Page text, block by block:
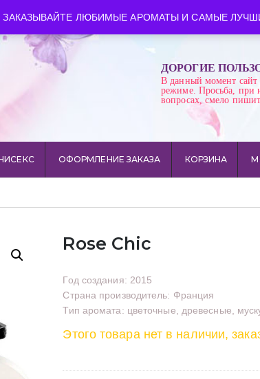
ЗАКАЗЫВАЙТЕ ЛЮБИМЫЕ АРОМАТЫ И САМЫЕ
Время работы: пн-сб 10:00-21:00
ДОРОГИЕ
В данный момент сайт
режиме. Просьба, при
вопросах, смело
ОФОРМЛЕНИЕ ЗАКАЗА КОРЗИНА
Rose Chic
Год создания: 2015
Страна производитель: Франция
Тип аромата: цветочные, древесные,
Этого товара нет в наличии,